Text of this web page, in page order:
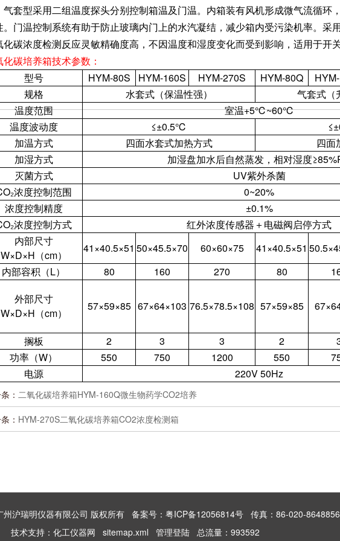
气套型采用二组温度探头分别控制箱温及门温。内箱装有风机形成微气流循环
。门温控制系统有助于防止玻璃内门上的水汽凝结，减少箱内受污染机率。采
化碳浓度检测反应灵敏精确度高，不因温度和湿度变化而受到影响，适用于开
化碳培养箱技术参数：
型号
HYM-80S HYM-160S HYM-270S HYM-80Q
规格
水套式（保温性强）
气套式（
温度范围
室温+5℃~60℃
温度波动度
≤±0.5℃
加温方式
四面水套式加热方式
四面
加湿方式
加湿盘加水后自然蒸发，相对湿度
灭菌方式
UV紫外杀菌
浓度控制范围
0~20%
浓度控制精度
±0.1%
浓度控制方式
红外浓度传感器＋电磁阀启停方式
内部尺寸
W×D×H（cm）
41×40.5×51 50×45.5×70 60×60×75 41×40.5×51
内部容积（L）
80 160 270 80
外部尺寸
W×D×H（cm）
57×59×85 67×64×103 76.5×78.5×108 57×59×85
搁板 2 3 3 2
功率（W）
550 750 1200 550
电源
220V 50Hz
： 二氧化碳培养箱HYM-160Q微生物药学CO2培养
： HYM-270S二氧化碳培养箱CO2浓度检测箱
沪瑞明仪器有限公司 版权所有 备案号：粤ICP备12056814号 传真：86-020-
技术支持： 化工仪器网 sitemap.xml 管理登陆 总流量：993592